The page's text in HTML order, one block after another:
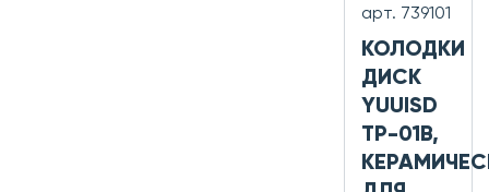
арт. 739101
КОЛОДКИ
ДИСК
YUUISD
TP-01B,